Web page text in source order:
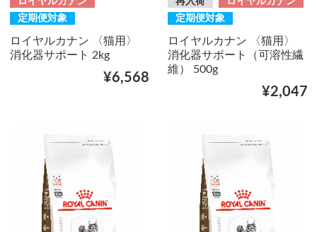
定期便対象
ロイヤルカナン 〈猫用〉
消化器サポート 2kg
¥6,568
定期便対象
ロイヤルカナン 〈猫用〉
消化器サポート（可溶性繊
維） 500g
¥2,047